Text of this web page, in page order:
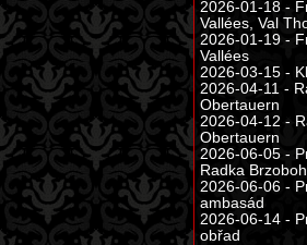
2026-01-18 -
Vallées, Val
2026-01-19 -
Vallées
2026-03-15 -
2026-04-11 -
Obertauern
2026-04-12 -
Obertauern
2026-06-05 -
Radka
2026-06-06 -
ambasád
2026-06-14 -
obřad